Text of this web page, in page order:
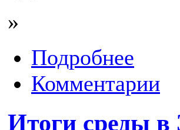
»
Подробнее
Комментарии
Итоги среды в